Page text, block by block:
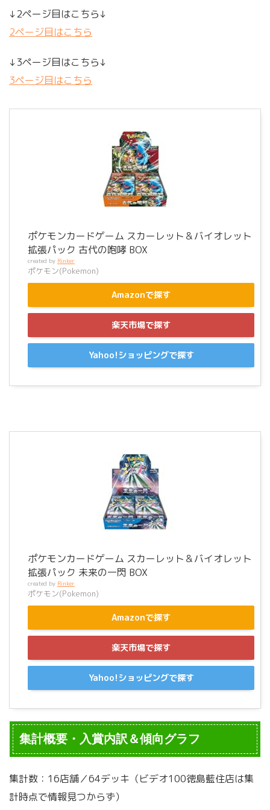
↓2ページ目はこちら↓
2ページ目はこちら
↓3ページ目はこちら↓
3ページ目はこちら
ポケモンカードゲーム スカーレット＆バイオレット
拡張パック 古代の咆哮 BOX
created by Rinker
ポケモン(Pokemon)
Amazonで探す
楽天市場で探す
Yahoo!ショッピングで探す
ポケモンカードゲーム スカーレット＆バイオレット
拡張パック 未来の一閃 BOX
created by Rinker
ポケモン(Pokemon)
Amazonで探す
楽天市場で探す
Yahoo!ショッピングで探す
集計概要・入賞内訳＆傾向グラフ
集計数：16店舗／64デッキ（ビデオ100徳島藍住店は集
計時点で情報見つからず）